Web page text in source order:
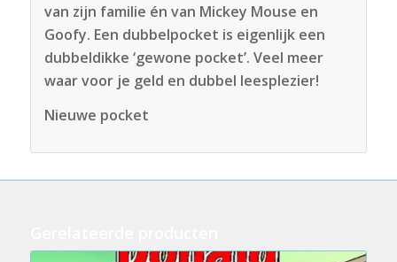
van zijn familie én van Mickey Mouse en
Goofy. Een dubbelpocket is eigenlijk een
dubbeldikke ‘gewone pocket’. Veel meer
waar voor je geld en dubbel leesplezier!
Nieuwe pocket